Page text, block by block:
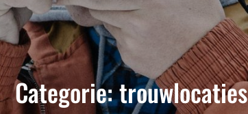
Categorie:trouwlocaties